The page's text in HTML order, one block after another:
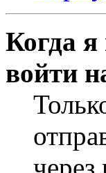
Когда
войти